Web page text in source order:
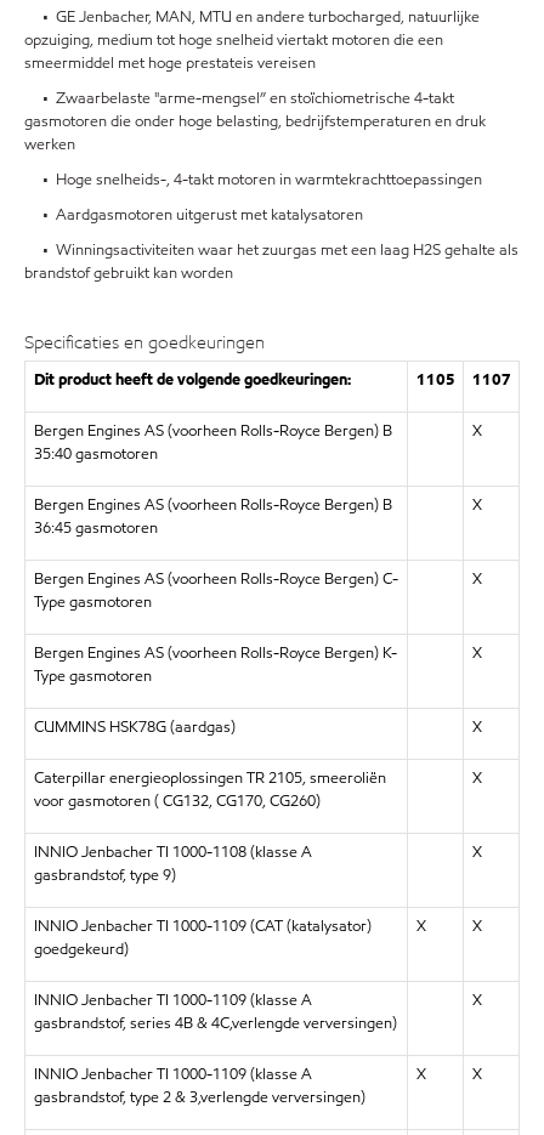
• GE Jenbacher, MAN, MTU en andere turbocharged, natuurlijke
opzuiging, medium tot hoge snelheid viertakt motoren die een
smeermiddel met hoge prestateis vereisen
• Zwaarbelaste "arme-mengsel” en stoïchiometrische 4-takt
gasmotoren die onder hoge belasting, bedrijfstemperaturen en druk
werken
• Hoge snelheids-, 4-takt motoren in warmtekrachttoepassingen
• Aardgasmotoren uitgerust met katalysatoren
• Winningsactiviteiten waar het zuurgas met een laag H2S gehalte als
brandstof gebruikt kan worden
Specificaties en goedkeuringen
Dit product heeft de volgende goedkeuringen: 1105 1107
Bergen Engines AS (voorheen Rolls-Royce Bergen) B
35:40 gasmotoren
X
Bergen Engines AS (voorheen Rolls-Royce Bergen) B
36:45 gasmotoren
X
Bergen Engines AS (voorheen Rolls-Royce Bergen) C-
Type gasmotoren
X
Bergen Engines AS (voorheen Rolls-Royce Bergen) K-
Type gasmotoren
X
CUMMINS HSK78G (aardgas) X
Caterpillar energieoplossingen TR 2105, smeeroliën
voor gasmotoren ( CG132, CG170, CG260)
X
INNIO Jenbacher TI 1000-1108 (klasse A
gasbrandstof, type 9)
X
INNIO Jenbacher TI 1000-1109 (CAT (katalysator)
goedgekeurd)
X X
INNIO Jenbacher TI 1000-1109 (klasse A
gasbrandstof, series 4B & 4C,verlengde verversingen)
X
INNIO Jenbacher TI 1000-1109 (klasse A
gasbrandstof, type 2 & 3,verlengde verversingen)
X X